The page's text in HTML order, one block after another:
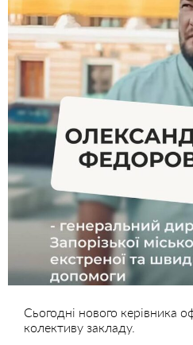
Сьогодні нового керівника
колективу закладу.